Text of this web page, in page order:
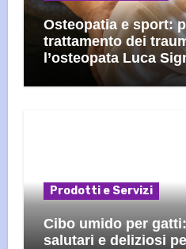
Osteopatia e sport:
trattamento dei
l’osteopata Luca
Prodotti e Servizi
Cibo umido per
salutari e deliziosi